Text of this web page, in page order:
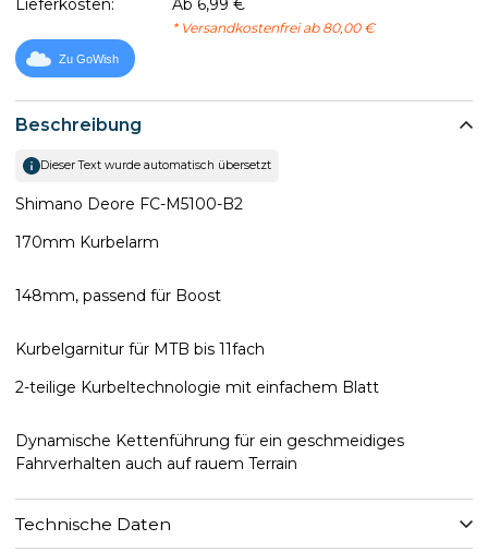
Beschreibung
Dieser Text wurde automatisch übersetzt
Shimano Deore FC-M5100-B2
170mm Kurbelarm
148mm, passend für Boost
Kurbelgarnitur für MTB bis 11fach
2-teilige Kurbeltechnologie mit einfachem Blatt
Dynamische Kettenführung für ein geschmeidiges
Fahrverhalten auch auf rauem Terrain
Technische Daten
* Versandkostenfrei ab 80,00 €
Zu GoWish